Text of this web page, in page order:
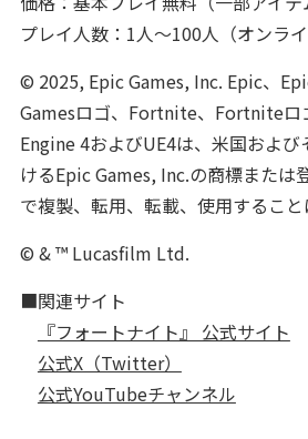
プレイ人数：1人～100人（オンライ
© 2025, Epic Games, Inc. Epic、
Gamesロゴ、Fortnite、Fortniteロ
Engine 4およびUE4は、米国およ
けるEpic Games, Inc.の商標または
で複製、転用、転載、使用すること
© & ™ Lucasfilm Ltd.
■関連サイト
『フォートナイト』 公式サイト
公式X（Twitter）
公式YouTubeチャンネル